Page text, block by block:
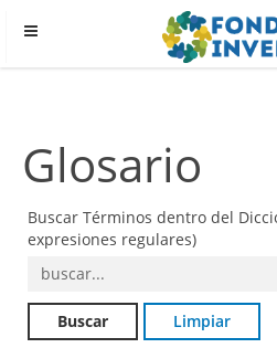
Glosario
Buscar Términos dentro del
expresiones regulares)